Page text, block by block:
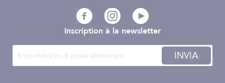
Inscription à la newsletter
INVIA